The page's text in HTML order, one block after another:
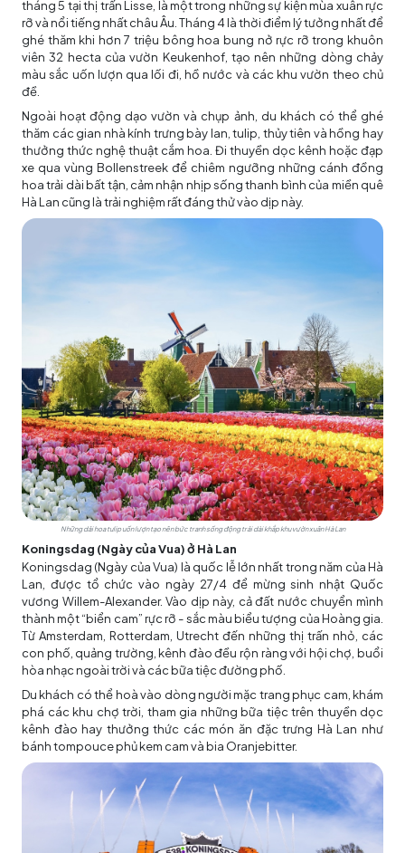
tháng 5 tại thị trấn Lisse, là một trong những sự kiện mùa xuân rực
rỡ và nổi tiếng nhất châu Âu. Tháng 4 là thời điểm lý tưởng nhất để
ghé thăm khi hơn 7 triệu bông hoa bung nở rực rỡ trong khuôn
viên 32 hecta của vườn Keukenhof, tạo nên những dòng chảy
màu sắc uốn lượn qua lối đi, hồ nước và các khu vườn theo chủ
đề.
Ngoài hoạt động dạo vườn và chụp ảnh, du khách có thể ghé
thăm các gian nhà kính trưng bày lan, tulip, thủy tiên và hồng hay
thưởng thức nghệ thuật cắm hoa. Đi thuyền dọc kênh hoặc đạp
xe qua vùng Bollenstreek để chiêm ngưỡng những cánh đồng
hoa trải dài bất tận, cảm nhận nhịp sống thanh bình của miền quê
Hà Lan cũng là trải nghiệm rất đáng thử vào dịp này.
Những dải hoa tulip uốn lượn tạo nên bức tranh sống động trải dài khắp khu vườn xuân Hà Lan
Koningsdag (Ngày của Vua) ở Hà Lan
Koningsdag (Ngày của Vua) là quốc lễ lớn nhất trong năm của Hà
Lan, được tổ chức vào ngày 27/4 để mừng sinh nhật Quốc
vương Willem-Alexander. Vào dịp này, cả đất nước chuyển mình
thành một “biển cam” rực rỡ - sắc màu biểu tượng của Hoàng gia.
Từ Amsterdam, Rotterdam, Utrecht đến những thị trấn nhỏ, các
con phố, quảng trường, kênh đào đều rộn ràng với hội chợ, buổi
hòa nhạc ngoài trời và các bữa tiệc đường phố.
Du khách có thể hoà vào dòng người mặc trang phục cam, khám
phá các khu chợ trời, tham gia những bữa tiệc trên thuyền dọc
kênh đào hay thưởng thức các món ăn đặc trưng Hà Lan như
bánh tompouce phủ kem cam và bia Oranjebitter.